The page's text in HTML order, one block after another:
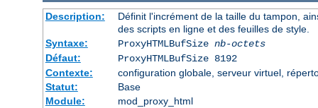
Description:
Définit l'incrément de la taille du tampon,
des scripts en ligne et des feuilles de style.
Syntaxe:
ProxyHTMLBufSize nb-octets
Défaut:
ProxyHTMLBufSize 8192
Contexte:
configuration globale, serveur virtuel,
Statut:
Base
Module:
mod_proxy_html